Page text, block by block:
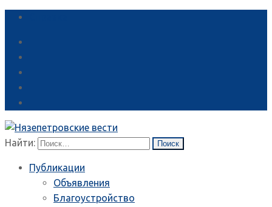
Найти:
Публикации
Объявления
Благоустройство